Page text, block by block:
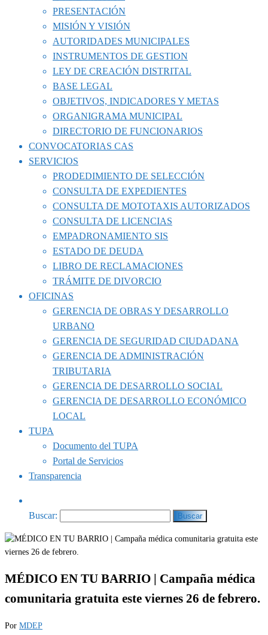
PRESENTACIÓN
MISIÓN Y VISIÓN
AUTORIDADES MUNICIPALES
INSTRUMENTOS DE GESTION
LEY DE CREACIÓN DISTRITAL
BASE LEGAL
OBJETIVOS, INDICADORES Y METAS
ORGANIGRAMA MUNICIPAL
DIRECTORIO DE FUNCIONARIOS
CONVOCATORIAS CAS
SERVICIOS
PRODEDIMIENTO DE SELECCIÓN
CONSULTA DE EXPEDIENTES
CONSULTA DE MOTOTAXIS AUTORIZADOS
CONSULTA DE LICENCIAS
EMPADRONAMIENTO SIS
ESTADO DE DEUDA
LIBRO DE RECLAMACIONES
TRÁMITE DE DIVORCIO
OFICINAS
GERENCIA DE OBRAS Y DESARROLLO
URBANO
GERENCIA DE SEGURIDAD CIUDADANA
GERENCIA DE ADMINISTRACIÓN
TRIBUTARIA
GERENCIA DE DESARROLLO SOCIAL
GERENCIA DE DESARROLLO ECONÓMICO
LOCAL
TUPA
Documento del TUPA
Portal de Servicios
Transparencia
Buscar:
MÉDICO EN TU BARRIO | Campaña médica
comunitaria gratuita este viernes 26 de febrero.
Por MDEP